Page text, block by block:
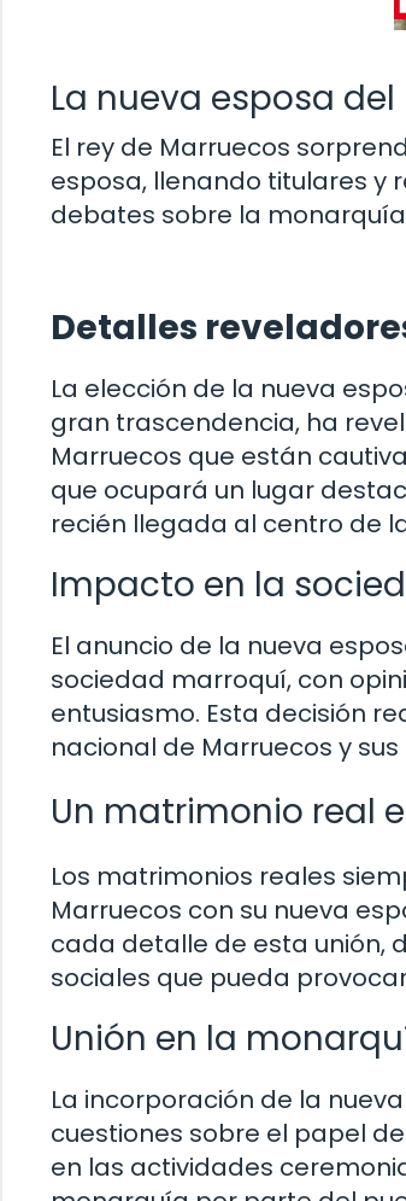
La nueva esposa
El rey de Marruecos
esposa, llenando titulares y
debates sobre la
Detalles
La elección de la nueva
gran trascendencia, ha
Marruecos que están
que ocupará un lugar
recién llegada al centro de
Impacto en la
El anuncio de la nueva
sociedad marroquí, con
entusiasmo. Esta decisión
nacional de Marruecos y
Un matrimonio real
Los matrimonios reales
Marruecos con su nueva
cada detalle de esta unión,
sociales que pueda
Unión en la
La incorporación de la
cuestiones sobre el papel
en las actividades